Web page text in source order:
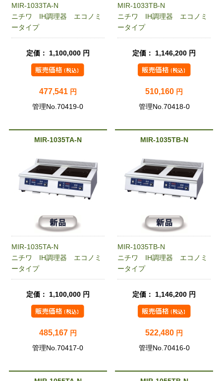
MIR-1033TA-N
ニチワ IH調理器 エコノミ
ータイプ
定価： 1,100,000 円
477,541 円
管理No.70419-0
MIR-1033TB-N
ニチワ IH調理器 エコノミ
ータイプ
定価： 1,146,200 円
510,160 円
管理No.70418-0
MIR-1035TA-N
MIR-1035TA-N
ニチワ IH調理器 エコノミ
ータイプ
定価： 1,100,000 円
485,167 円
管理No.70417-0
MIR-1035TB-N
MIR-1035TB-N
ニチワ IH調理器 エコノミ
ータイプ
定価： 1,146,200 円
522,480 円
管理No.70416-0